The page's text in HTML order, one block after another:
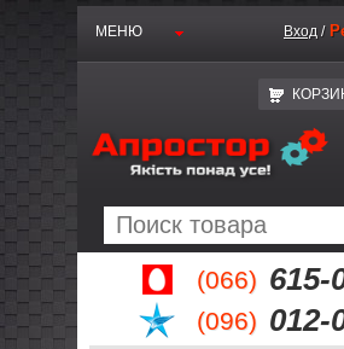
(066) 615-
(096) 012-
МЕНЮ Вход /